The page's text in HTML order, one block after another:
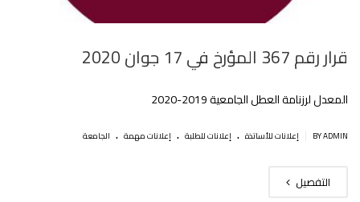
قرار رقم 367 المؤرخ في 17 جوان 2020
المعدل لرزنامة العطل الجامعية 2019-2020
BY ADMIN إعلانات للأساتذة . إعلانات للطلبة . إعلانات مهمة . الجامعة
التفصيل